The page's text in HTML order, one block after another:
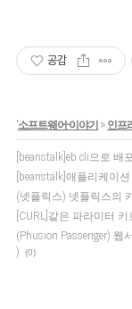
공감
'소프트웨어-이야기 > 인프
[beanstalk]eb cli으로 배
[beanstalk]애플리케이션
(넷플릭스) 넷플릭스의
[CURL]같은 파라미터
(Phusion Passenger) 웹
)
(0)